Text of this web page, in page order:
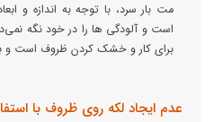
مت بار سرد، با توجه به اندازه و
است و آلودگی ها را در خود نگه
برای کار و خشک کردن ظروف است و
عدم ایجاد لکه روی ظروف با